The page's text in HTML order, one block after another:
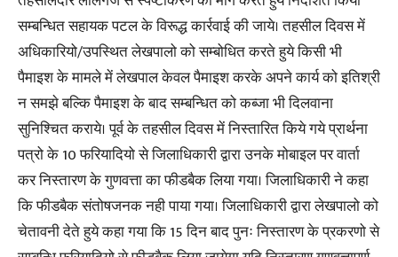
सम्बन्धित सहायक पटल के विरूद्ध कार्रवाई की जाये। तहसील दिवस में
अधिकारियो/उपस्थित लेखपालो को सम्बोधित करते हुये किसी भी
पैमाइश के मामले में लेखपाल केवल पैमाइश करके अपने कार्य को इतिश्री
न समझे बल्कि पैमाइश के बाद सम्बन्धित को कब्जा भी दिलवाना
सुनिश्चित कराये। पूर्व के तहसील दिवस में निस्तारित किये गये प्रार्थना
पत्रो के 10 फरियादियो से जिलाधिकारी द्वारा उनके मोबाइल पर वार्ता
कर निस्तारण के गुणवत्ता का फीडबैक लिया गया। जिलाधिकारी ने कहा
कि फीडबैक संतोषजनक नही पाया गया। जिलाधिकारी द्वारा लेखपालो को
चेतावनी देते हुये कहा गया कि 15 दिन बाद पुनः निस्तारण के प्रकरणो से